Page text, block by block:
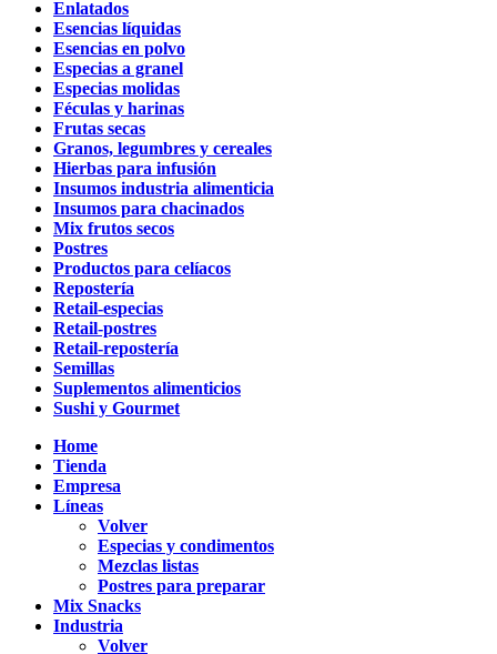
Enlatados
Esencias líquidas
Esencias en polvo
Especias a granel
Especias molidas
Féculas y harinas
Frutas secas
Granos, legumbres y cereales
Hierbas para infusión
Insumos industria alimenticia
Insumos para chacinados
Mix frutos secos
Postres
Productos para celíacos
Repostería
Retail-especias
Retail-postres
Retail-repostería
Semillas
Suplementos alimenticios
Sushi y Gourmet
Home
Tienda
Empresa
Líneas
Volver
Especias y condimentos
Mezclas listas
Postres para preparar
Mix Snacks
Industria
Volver